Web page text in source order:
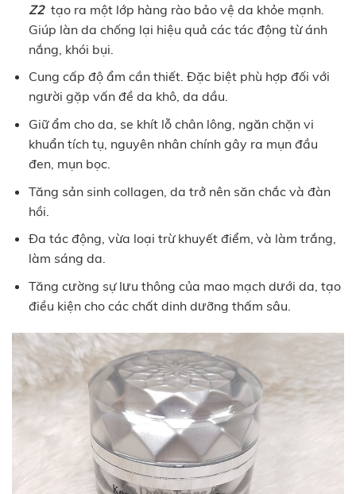
Z2 tạo ra một lớp hàng rào bảo vệ da khỏe mạnh.
Giúp làn da chống lại hiệu quả các tác động từ ánh
nắng, khói bụi.
Cung cấp độ ẩm cần thiết. Đặc biệt phù hợp đối với
người gặp vấn đề da khô, da dầu.
Giữ ẩm cho da, se khít lỗ chân lông, ngăn chặn vi
khuẩn tích tụ, nguyên nhân chính gây ra mụn đầu
đen, mụn bọc.
Tăng sản sinh collagen, da trở nên săn chắc và đàn
hồi.
Đa tác động, vừa loại trừ khuyết điểm, và làm trắng,
làm sáng da.
Tăng cường sự lưu thông của mao mạch dưới da, tạo
điều kiện cho các chất dinh dưỡng thấm sâu.